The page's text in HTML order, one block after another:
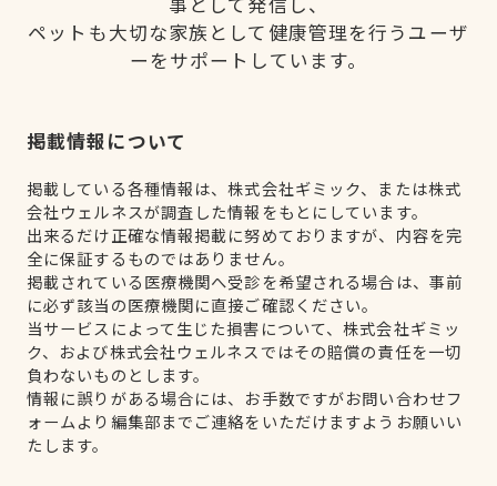
ペットも大切な家族として健康管理を行うユーザ
ーをサポートしています。
掲載情報について
掲載している各種情報は、株式会社ギミック、または株式
会社ウェルネスが調査した情報をもとにしています。
出来るだけ正確な情報掲載に努めておりますが、内容を完
全に保証するものではありません。
掲載されている医療機関へ受診を希望される場合は、事前
に必ず該当の医療機関に直接ご確認ください。
当サービスによって生じた損害について、株式会社ギミッ
ク、および株式会社ウェルネスではその賠償の責任を一切
負わないものとします。
情報に誤りがある場合には、お手数ですがお問い合わせフ
ォームより編集部までご連絡をいただけますようお願いい
たします。